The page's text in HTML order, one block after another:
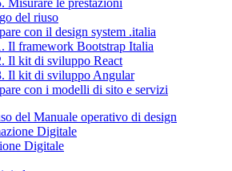
del riuso
con il design system .italia
Il framework Bootstrap Italia
Il kit di sviluppo React
Il kit di sviluppo Angular
con i modelli di sito e servizi
del Manuale operativo di design
Digitale